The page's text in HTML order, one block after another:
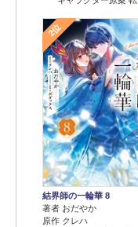
2位
結界師の一輪華 8
著者 おだやか
原作 クレハ